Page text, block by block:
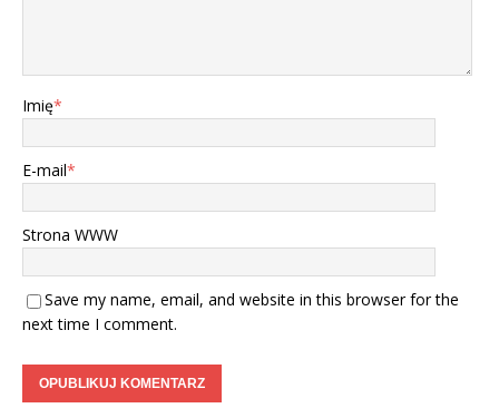
Imię*
E-mail*
Strona WWW
Save my name, email, and website in this browser for the
next time I comment.